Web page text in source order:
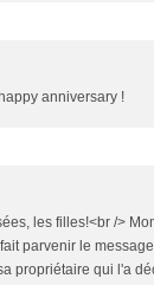
anniversary !
les filles!<br />
parvenir le
propriétaire qui l'a